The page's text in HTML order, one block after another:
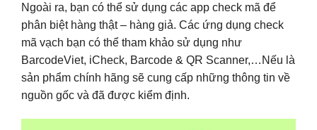
Ngoài ra, bạn có thể sử dụng các app check mã để
phân biệt hàng thật – hàng giả. Các ứng dụng check
mã vạch bạn có thể tham khảo sử dụng như
BarcodeViet, iCheck, Barcode & QR Scanner,…Nếu là
sản phẩm chính hãng sẽ cung cấp những thông tin về
nguồn gốc và đã được kiểm định.